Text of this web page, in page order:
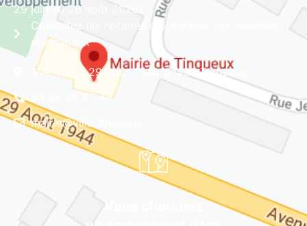
29 juin au 28 août 2026)
Consultez les horaires d'ouverture des services
municipaux
Avenue du 29 Août 1944, 51430 Tinqueux
03 26 08 23 45
mairie@ville-tinqueux.fr
Vous cherchez